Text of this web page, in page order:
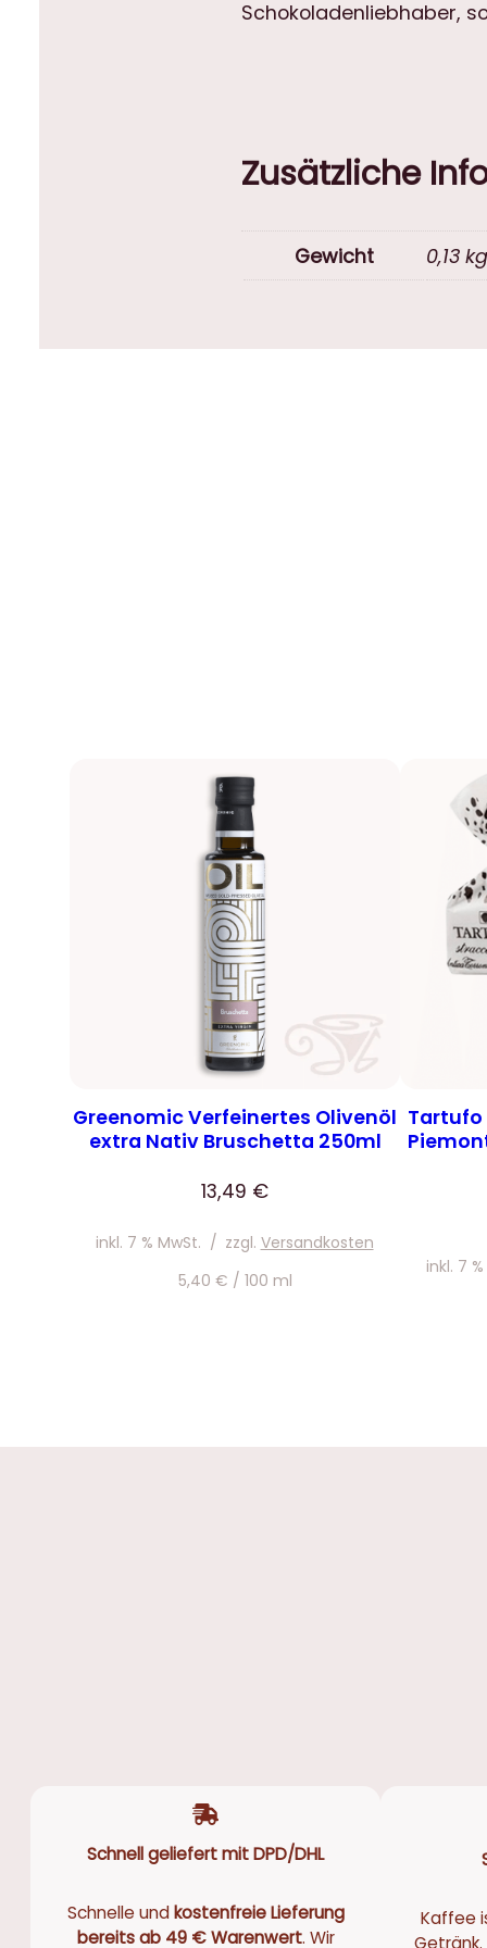
Schokoladenliebhaber,
Zusätzliche
Gewicht 0,13 kg
Greenomic Verfeinertes Olivenöl
extra Nativ Bruschetta 250ml
13,49 €
inkl. 7 % MwSt. / zzgl. Versandkosten
5,40 € / 100 ml
inkl. 7
Schnell geliefert mit DPD/DHL
Schnelle undkostenfreie Lieferung
bereits ab 49 € Warenwert. Wir
Kaffee
Getränk.